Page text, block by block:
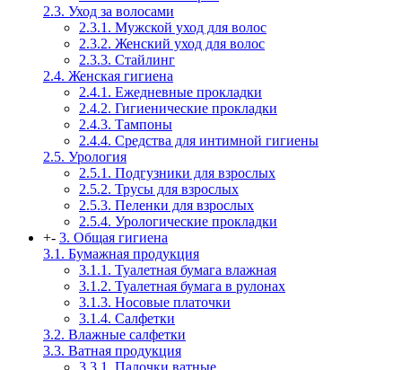
2.3. Уход за волосами
2.3.1. Мужской уход для волос
2.3.2. Женский уход для волос
2.3.3. Стайлинг
2.4. Женская гигиена
2.4.1. Ежедневные прокладки
2.4.2. Гигиенические прокладки
2.4.3. Тампоны
2.4.4. Средства для интимной гигиены
2.5. Урология
2.5.1. Подгузники для взрослых
2.5.2. Трусы для взрослых
2.5.3. Пеленки для взрослых
2.5.4. Урологические прокладки
+- 3. Общая гигиена
3.1. Бумажная продукция
3.1.1. Туалетная бумага влажная
3.1.2. Туалетная бумага в рулонах
3.1.3. Носовые платочки
3.1.4. Салфетки
3.2. Влажные салфетки
3.3. Ватная продукция
3.3.1. Палочки ватные